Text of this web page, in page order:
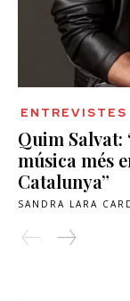
ENTREVISTES
Quim Salvat:
música més
Catalunya”
SANDRA LARA